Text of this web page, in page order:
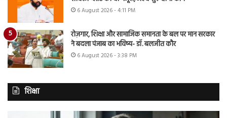
6 August 2026 - 4:11 PM
रोज़गार, शिक्षा और सामाजिक समानता के बल पर मान सरकार
ने बदला पंजाब का भविष्य- डॉ. बलजीत कौर
6 August 2026 - 3:38 PM
शिक्षा